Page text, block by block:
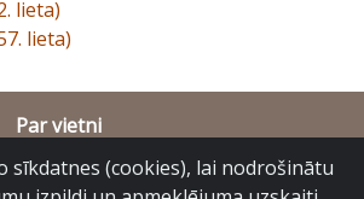
lieta)
lieta)
Par vietni
Piekļūstamības paziņojums
© Latvijas Valsts vēstures arhīvs 2007-2026
sīkdatnes (cookies), lai nodrošinātu